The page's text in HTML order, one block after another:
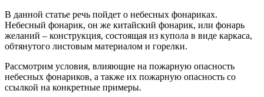
В данной статье речь пойдет о небесных фонариках.
Небесный фонарик, он же китайский фонарик, или фонарь
желаний – конструкция, состоящая из купола в виде каркаса,
обтянутого листовым материалом и горелки.
Рассмотрим условия, влияющие на пожарную опасность
небесных фонариков, а также их пожарную опасность со
ссылкой на конкретные примеры.